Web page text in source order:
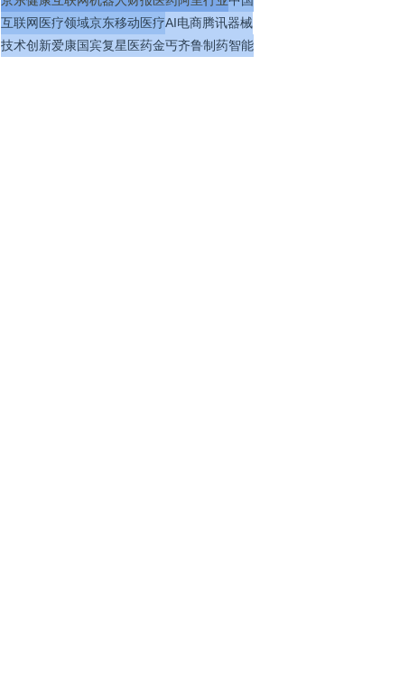
互联网医疗领域京东移动医疗AI电商腾讯器械
技术创新爱康国宾复星医药金丐齐鲁制药智能